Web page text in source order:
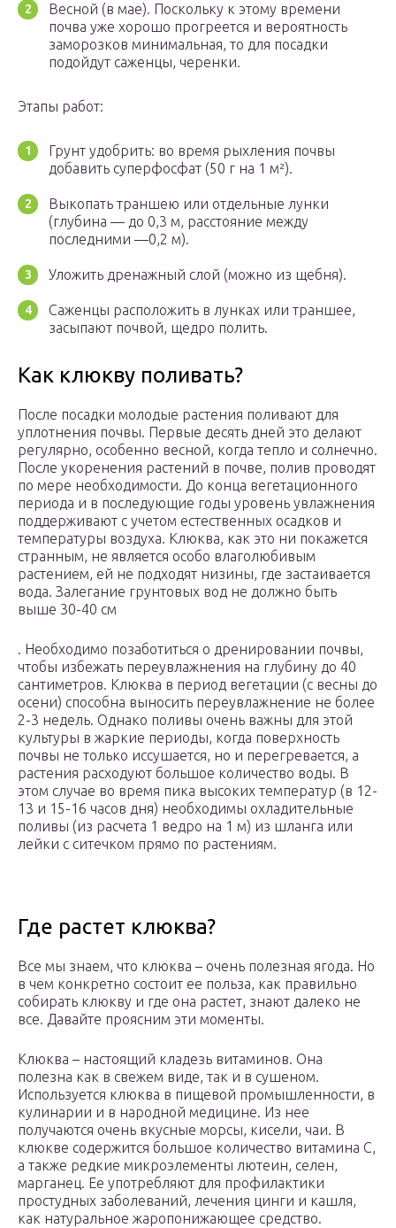
Весной (в мае). Поскольку к этому времени
почва уже хорошо прогреется и вероятность
заморозков минимальная, то для посадки
подойдут саженцы, черенки.
Этапы работ:
Грунт удобрить: во время рыхления почвы
добавить суперфосфат (50 г на 1 м²).
Выкопать траншею или отдельные лунки
(глубина — до 0,3 м, расстояние между
последними —0,2 м).
Уложить дренажный слой (можно из щебня).
Саженцы расположить в лунках или траншее,
засыпают почвой, щедро полить.
Как клюкву поливать?
После посадки молодые растения поливают для
уплотнения почвы. Первые десять дней это делают
регулярно, особенно весной, когда тепло и солнечно.
После укоренения растений в почве, полив проводят
по мере необходимости. До конца вегетационного
периода и в последующие годы уровень увлажнения
поддерживают с учетом естественных осадков и
температуры воздуха. Клюква, как это ни покажется
странным, не является особо влаголюбивым
растением, ей не подходят низины, где застаивается
вода. Залегание грунтовых вод не должно быть
выше 30-40 см
. Необходимо позаботиться о дренировании почвы,
чтобы избежать переувлажнения на глубину до 40
сантиметров. Клюква в период вегетации (с весны до
осени) способна выносить переувлажнение не более
2-3 недель. Однако поливы очень важны для этой
культуры в жаркие периоды, когда поверхность
почвы не только иссушается, но и перегревается, а
растения расходуют большое количество воды. В
этом случае во время пика высоких температур (в 12-
13 и 15-16 часов дня) необходимы охладительные
поливы (из расчета 1 ведро на 1 м) из шланга или
лейки с ситечком прямо по растениям.
Где растет клюква?
Все мы знаем, что клюква – очень полезная ягода. Но
в чем конкретно состоит ее польза, как правильно
собирать клюкву и где она растет, знают далеко не
все. Давайте проясним эти моменты.
Клюква – настоящий кладезь витаминов. Она
полезна как в свежем виде, так и в сушеном.
Используется клюква в пищевой промышленности, в
кулинарии и в народной медицине. Из нее
получаются очень вкусные морсы, кисели, чаи. В
клюкве содержится большое количество витамина С,
а также редкие микроэлементы лютеин, селен,
марганец. Ее употребляют для профилактики
простудных заболеваний, лечения цинги и кашля,
как натуральное жаропонижающее средство.